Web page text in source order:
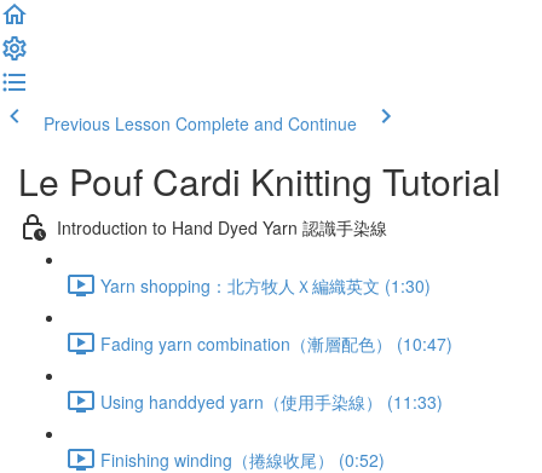
Previous Lesson Complete and Continue
Le Pouf Cardi Knitting Tutorial
Introduction to Hand Dyed Yarn 認識手染線
Yarn shopping：北方牧人Ｘ編織英文 (1:30)
Fading yarn combination（漸層配色） (10:47)
Using handdyed yarn（使用手染線） (11:33)
Finishing winding（捲線收尾） (0:52)